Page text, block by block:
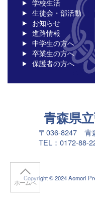
学校生活
生徒会・部活動
お知らせ
進路情報
中学生の方へ
卒業生の方へ
保護者の方へ
青森県
〒036-8247 青
TEL：0172-
Copyright © 2024 Aomori
ホームへ